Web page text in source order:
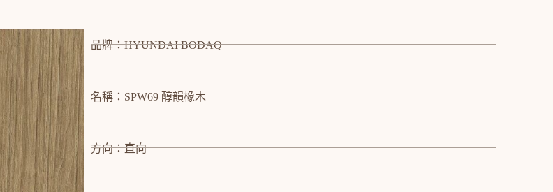
品牌：HYUNDAI BODAQ
名稱：SPW69 醇韻橡木
方向：直向